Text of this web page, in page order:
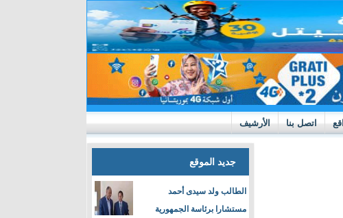
اتصل بنا الأرشيف
جديد الموقع
الطالب ولد سيدى أحمد
مستشارا برئاسة الجمهورية